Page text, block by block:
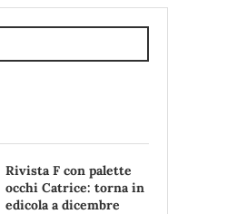
Rivista F con palette
occhi Catrice: torna in
edicola a dicembre